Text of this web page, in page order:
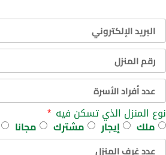
نوع المنزل الذي تسكن فيه
ملك إيجار مشترك مجانا